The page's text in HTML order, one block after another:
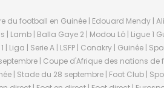
football en Guinée | Edouard Mendy |
| Balla Gaye 2 | Modou Lô | Ligue 1
| Serie A | LSFP | Conakry | Guinée |
| Coupe d'Afrique des nations de
| Stade du 28 septembre | Foot Club |